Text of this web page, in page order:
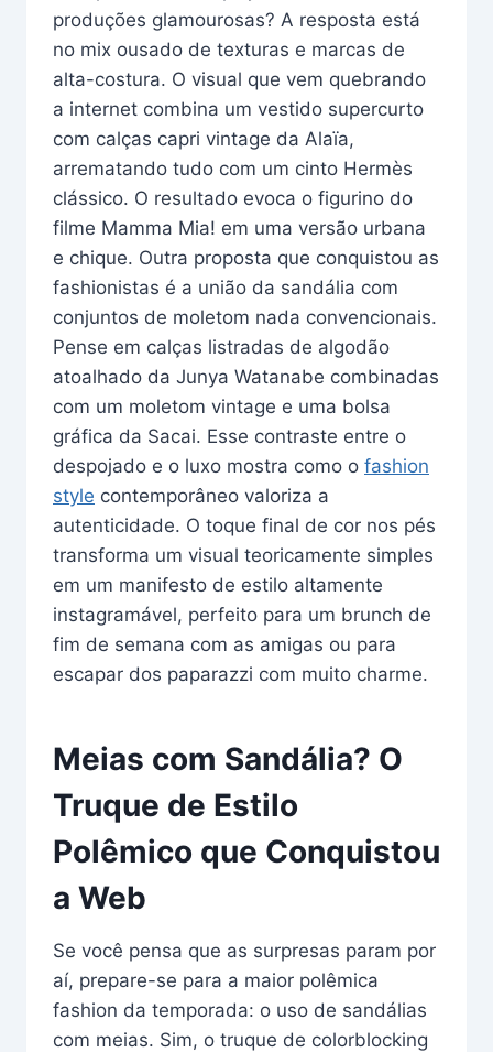
produções glamourosas? A resposta está
no mix ousado de texturas e marcas de
alta-costura. O visual que vem quebrando
a internet combina um vestido supercurto
com calças capri vintage da Alaïa,
arrematando tudo com um cinto Hermès
clássico. O resultado evoca o figurino do
filme Mamma Mia! em uma versão urbana
e chique. Outra proposta que conquistou as
fashionistas é a união da sandália com
conjuntos de moletom nada convencionais.
Pense em calças listradas de algodão
atoalhado da Junya Watanabe combinadas
com um moletom vintage e uma bolsa
gráfica da Sacai. Esse contraste entre o
despojado e o luxo mostra como o fashion
style contemporâneo valoriza a
autenticidade. O toque final de cor nos pés
transforma um visual teoricamente simples
em um manifesto de estilo altamente
instagramável, perfeito para um brunch de
fim de semana com as amigas ou para
escapar dos paparazzi com muito charme.
Meias com Sandália? O
Truque de Estilo
Polêmico que Conquistou
a Web
Se você pensa que as surpresas param por
aí, prepare-se para a maior polêmica
fashion da temporada: o uso de sandálias
com meias. Sim, o truque de colorblocking